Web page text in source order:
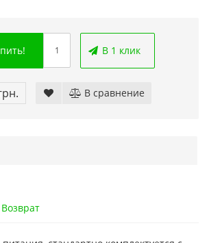
2 (ОРИГИНАЛЬНОЕ
Сега МД 1 HD
В 1 клик
В сравнение